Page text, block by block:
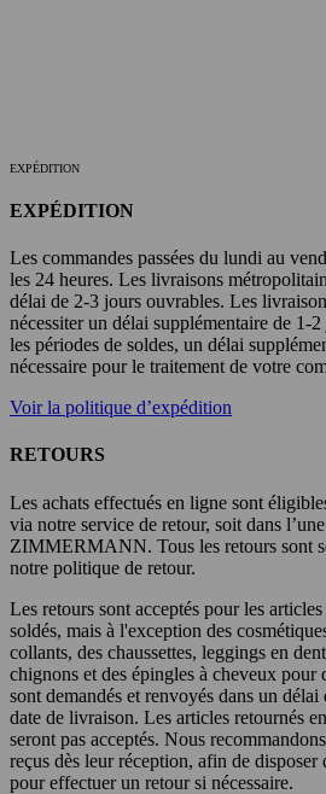
EXPÉDITION
EXPÉDITION
Les commandes passées du lundi au
les 24 heures. Les livraisons
délai de 2-3 jours ouvrables. Les
nécessiter un délai supplémentaire de 1-
les périodes de soldes, un délai
nécessaire pour le traitement de votre
Voir la politique d’expédition
RETOURS
Les achats effectués en ligne sont
via notre service de retour, soit dans
ZIMMERMANN. Tous les retours sont
notre politique de retour.
Les retours sont acceptés pour les
soldés, mais à l'exception des
collants, des chaussettes, leggings en
chignons et des épingles à cheveux pour
sont demandés et renvoyés dans un
date de livraison. Les articles retournés
seront pas acceptés. Nous
reçus dès leur réception, afin de disposer
pour effectuer un retour si nécessaire.